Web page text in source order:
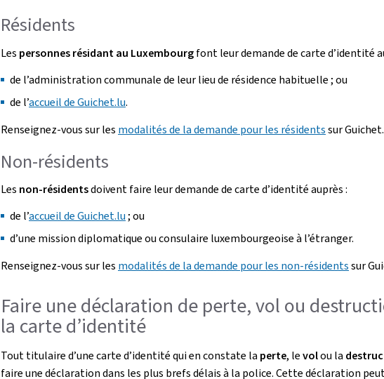
Résidents
Les personnes résidant au Luxembourgfont leur demande de carte d’identité
de l’administration communale de leur lieu de résidence habituelle ; ou
de l’accueil de Guichet.lu.
Renseignez-vous sur les modalités de la demande pour les résidentssur
Non-résidents
Les non-résidentsdoivent faire leur demande de carte d’identité auprès :
de l’accueil de Guichet.lu; ou
d’une mission diplomatique ou consulaire luxembourgeoise à l’étranger.
Renseignez-vous sur les modalités de la demande pour les non-résidentssur
Faire une déclaration de perte, vol ou
la carte d’identité
Tout titulaire d’une carte d’identité qui en constate la perte, levolou la
faire une déclaration dans les plus brefs délais à la police. Cette déclaration